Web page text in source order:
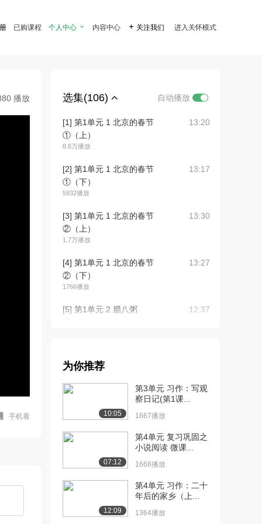
已购课程 个人中心  内容中心  关注我们 进入关怀模式
播放
手机看
选集(106) 自动播放
[1] 第1单元 1 北京的春节
①（上）
8.6万播放
13:20
[2] 第1单元 1 北京的春节
①（下）
5932播放
13:17
[3] 第1单元 1 北京的春节
②（上）
1.7万播放
13:30
[4] 第1单元 1 北京的春节
②（下）
1766播放
13:27
[5] 第1单元 2 腊八粥
12:37
①（下）
[7] 第1单元 2 腊八粥
13:12
[8] 第1单元 2 腊八粥
13:16
[9] 第1单元 3 古诗三首
13:30
为你推荐
10:05
第3单元 习作：写观
察日记(第1课...
1667播放
07:12
第4单元 复习巩固之
小说阅读 微课...
1668播放
12:09
第4单元 习作：二十
年后的家乡（上...
1364播放